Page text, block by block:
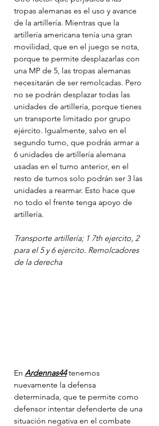
tropas alemanas es el uso y avance
de la artillería. Mientras que la
artillería americana tenía una gran
movilidad, que en el juego se nota,
porque te permite desplazarlas con
una MP de 5, las tropas alemanas
necesitarán de ser remolcadas. Pero
no se podrán desplazar todas las
unidades de artillería, porque tienes
un transporte limitado por grupo
ejército. Igualmente, salvo en el
segundo turno, que podrás armar a
6 unidades de artillería alemana
usadas en el turno anterior, en el
resto de turnos solo podrán ser 3 las
unidades a rearmar. Esto hace que
no todo el frente tenga apoyo de
artillería.
Transporte artillería; 1 7th ejercito, 2
para el 5 y 6 ejercito. Remolcadores
de la derecha
En Ardennas44 tenemos
nuevamente la defensa
determinada, que te permite como
defensor intentar defenderte de una
situación negativa en el combate